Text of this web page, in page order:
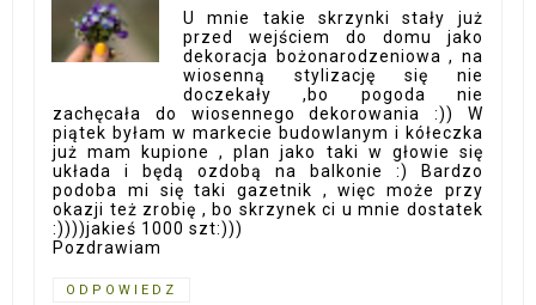
U mnie takie skrzynki stały już
przed wejściem do domu jako
dekoracja bożonarodzeniowa , na
wiosenną stylizację się nie
doczekały ,bo pogoda nie
zachęcała do wiosennego dekorowania :)) W
piątek byłam w markecie budowlanym i kółeczka
już mam kupione , plan jako taki w głowie się
układa i będą ozdobą na balkonie :) Bardzo
podoba mi się taki gazetnik , więc może przy
okazji też zrobię , bo skrzynek ci u mnie dostatek
:))))jakieś 1000 szt:)))
Pozdrawiam
ODPOWIEDZ